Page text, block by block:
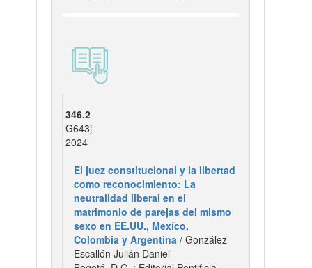
346.2
G643j
2024
El juez constitucional y la libertad
como reconocimiento: La
neutralidad liberal en el
matrimonio de parejas del mismo
sexo en EE.UU., Mexíco,
Colombia y Argentina / González
Escallón Julián Daniel